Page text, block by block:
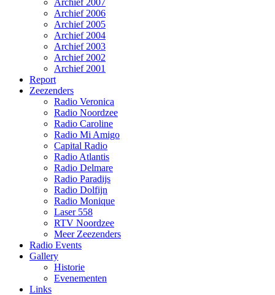
Archief 2007
Archief 2006
Archief 2005
Archief 2004
Archief 2003
Archief 2002
Archief 2001
Report
Zeezenders
Radio Veronica
Radio Noordzee
Radio Caroline
Radio Mi Amigo
Capital Radio
Radio Atlantis
Radio Delmare
Radio Paradijs
Radio Dolfijn
Radio Monique
Laser 558
RTV Noordzee
Meer Zeezenders
Radio Events
Gallery
Historie
Evenementen
Links